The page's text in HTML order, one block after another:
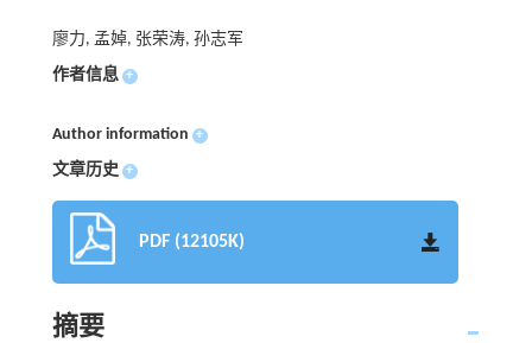
廖力, 孟婥, 张荣涛, 孙志军
作者信息 +
Author information +
文章历史 +
PDF (12105K)
摘要